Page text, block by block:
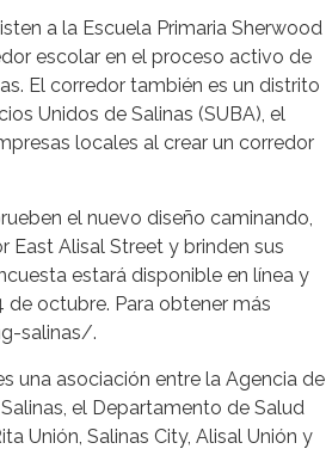
a la Escuela Primaria Sherwood
escolar en el proceso activo de
El corredor también es un distrito
Unidos de Salinas (SUBA), el
locales al crear un corredor
el nuevo diseño caminando,
Alisal Street y brinden sus
estará disponible en línea y
de octubre. Para obtener más
salinas/.
una asociación entre la Agencia de
el Departamento de Salud
Unión, Salinas City, Alisal Unión y